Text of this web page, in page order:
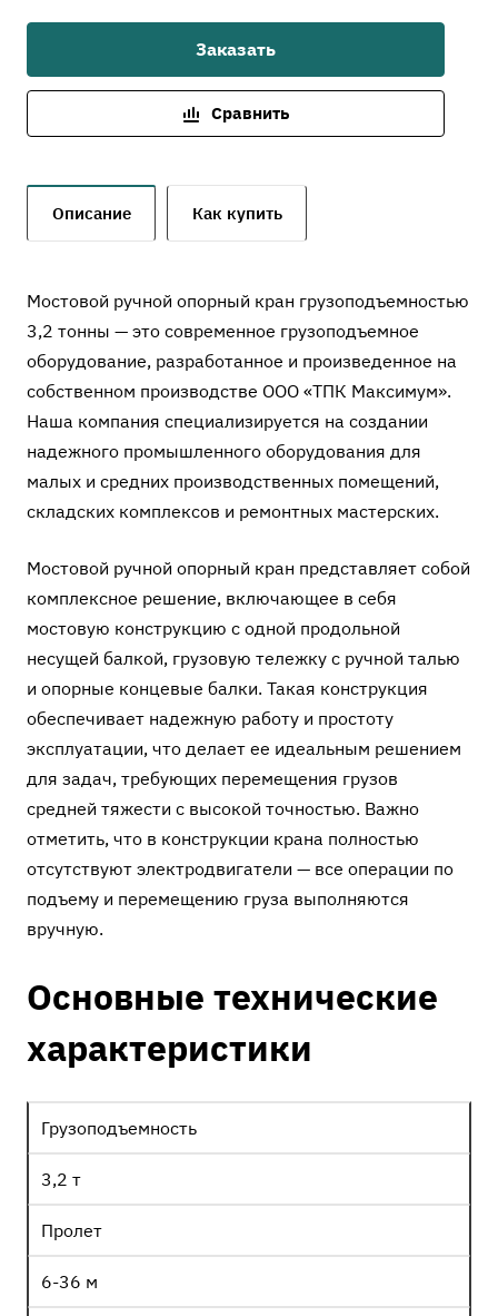
Заказать
Сравнить
Описание Как купить
Мостовой ручной опорный кран грузоподъемностью
3,2 тонны — это современное грузоподъемное
оборудование, разработанное и произведенное на
собственном производстве ООО «ТПК Максимум».
Наша компания специализируется на создании
надежного промышленного оборудования для
малых и средних производственных помещений,
складских комплексов и ремонтных мастерских.
Мостовой ручной опорный кран представляет собой
комплексное решение, включающее в себя
мостовую конструкцию с одной продольной
несущей балкой, грузовую тележку с ручной талью
и опорные концевые балки. Такая конструкция
обеспечивает надежную работу и простоту
эксплуатации, что делает ее идеальным решением
для задач, требующих перемещения грузов
средней тяжести с высокой точностью. Важно
отметить, что в конструкции крана полностью
отсутствуют электродвигатели — все операции по
подъему и перемещению груза выполняются
вручную.
Основные технические
характеристики
Грузоподъемность
3,2 т
Пролет
6-36 м